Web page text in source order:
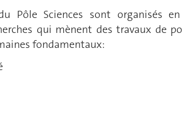
Pôle Sciences sont organisés
qui mènent des travaux de
fondamentaux: